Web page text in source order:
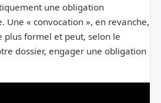
une obligation
Une « convocation », en revanche,
plus formel et peut, selon le
dossier, engager une obligation